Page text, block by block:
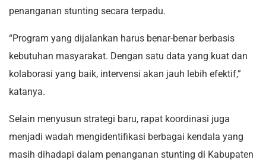
penanganan stunting secara terpadu.
“Program yang dijalankan harus benar-benar berbasis
kebutuhan masyarakat. Dengan satu data yang kuat dan
kolaborasi yang baik, intervensi akan jauh lebih efektif,”
katanya.
Selain menyusun strategi baru, rapat koordinasi juga
menjadi wadah mengidentifikasi berbagai kendala yang
masih dihadapi dalam penanganan stunting di Kabupaten